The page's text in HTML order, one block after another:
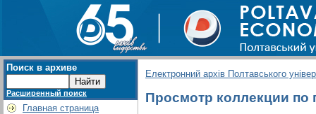
Поиск в архиве
Расширенный поиск
Главная страница
Електронний архів Полтавського
Просмотр коллекции по